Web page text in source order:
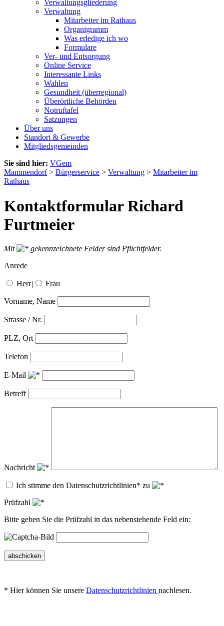
Verwaltungsgliederung
Verwaltung
Mitarbeiter im Rathaus
Organigramm
Was erledige ich wo
Formulare
Ver- und Entsorgung
Online Service
Interessante Links
Wahlen
Gesundheit (überregional)
Überörtliche Behörden
Notruftafel
Satzungen
Über uns
Standort & Gewerbe
Mitgliedsgemeinden
Sie sind hier: VGem
Mammendorf> Bürgerservice > Verwaltung > Mitarbeiter im
Rathaus
Kontaktformular Richard
Furtmeier
Mit
gekennzeichnete Felder sind Pflichtfelder.
Anrede
Herr| Frau
Vorname, Name
Strasse / Nr.
PLZ, Ort
Telefon
E-Mail
Betreff
Nachricht
Ich stimme den Datenschutzrichtlinien* zu
Prüfzahl
Bitte geben Sie die Prüfzahl in das nebenstehende Feld ein:
abschicken
* Hier können Sie unsere Datenschutzrichtlinien nachlesen.